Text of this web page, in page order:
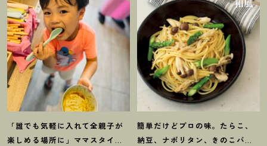
「誰でも気軽に入れて全親子が
楽しめる場所に」ママスタイリ
簡単だけどプロの味。たらこ、
納豆、ナポリタン、きのこバ